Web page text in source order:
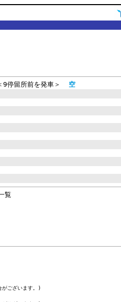
9停留所前を発車＞
空
覧
がございます。)